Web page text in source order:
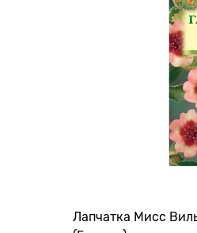
Лапчатка Мисс